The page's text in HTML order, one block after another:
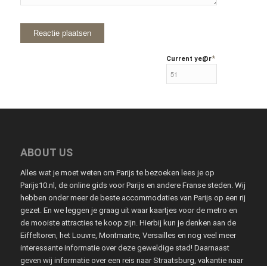
Current ye@r*
ABOUT US
Alles wat je moet weten om Parijs te bezoeken lees je op
Parijs10.nl, de online gids voor Parijs en andere Franse steden. Wij
hebben onder meer de beste accommodaties van Parijs op een rij
gezet. En we leggen je graag uit waar kaartjes voor de metro en
de mooiste attracties te koop zijn. Hierbij kun je denken aan de
Eiffeltoren, het Louvre, Montmartre, Versailles en nog veel meer
interessante informatie over deze geweldige stad! Daarnaast
geven wij informatie over een reis naar Straatsburg, vakantie naar